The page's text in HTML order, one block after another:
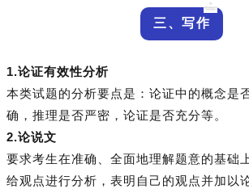
三、写作
1.论证有效性分析
本类试题的分析要点是：论证中的概念是
确，推理是否严密，论证是否充分等。
2.论说文
要求考生在准确、全面地理解题意的基础
给观点进行分析，表明自己的观点并加以